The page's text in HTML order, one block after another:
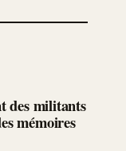
des militants
mémoires